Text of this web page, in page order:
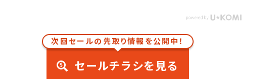
次回セールの先取り情報を公開中！
セールチラシを見る